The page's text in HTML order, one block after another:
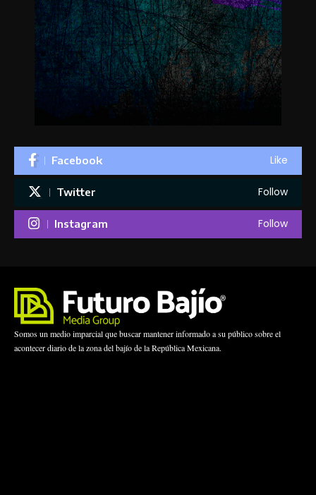
Facebook Like
Twitter Follow
Instagram Follow
Somos un medio imparcial que buscar mantener informado a su público sobre el
acontecer diario de la zona del bajío de la República Mexicana.